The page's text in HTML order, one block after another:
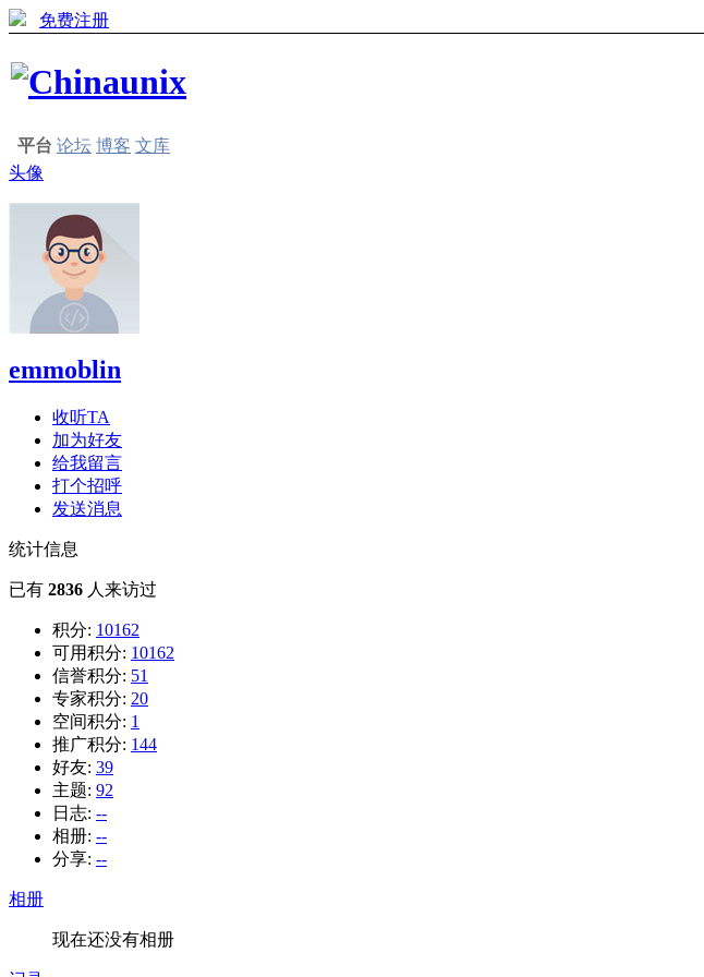
免费注册
平台 论坛 博客 文库
头像
emmoblin
收听TA
加为好友
给我留言
打个招呼
发送消息
统计信息
已有 2836 人来访过
积分: 10162
可用积分: 10162
信誉积分: 51
专家积分: 20
空间积分: 1
推广积分: 144
好友: 39
主题: 92
日志: --
相册: --
分享: --
相册
现在还没有相册